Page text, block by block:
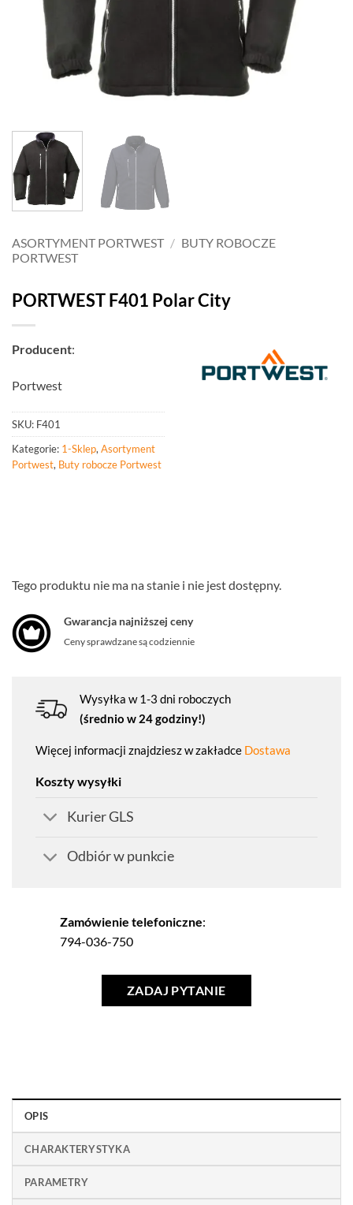
ASORTYMENT PORTWEST / BUTY ROBOCZE
PORTWEST
PORTWEST F401 Polar City
Producent:
Portwest
SKU: F401
Kategorie: 1-Sklep, Asortyment
Portwest, Buty robocze Portwest
Tego produktu nie ma na stanie i nie jest dostępny.
Gwarancja najniższej ceny
Ceny sprawdzane są codziennie
Wysyłka w 1-3 dni roboczych
(średnio w 24 godziny!)
Więcej informacji znajdziesz w zakładce Dostawa
Koszty wysyłki
Kurier GLS
Odbiór w punkcie
Zamówienie telefoniczne:
794-036-750
ZADAJ PYTANIE
OPIS
CHARAKTERYSTYKA
PARAMETRY